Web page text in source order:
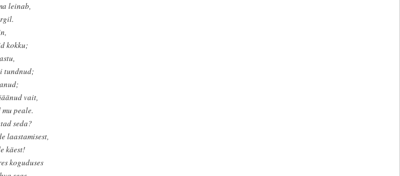
leinab,
kokku;
tundnud;
vait,
peale.
seda?
laastamisest,
käest!
koguduses